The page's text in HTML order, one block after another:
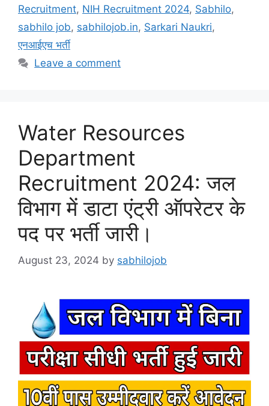
Recruitment, NIH Recruitment 2024, Sabhilo,
sabhilo job, sabhilojob.in, Sarkari Naukri,
एनआईएच भर्ती
Leave a comment
Water Resources
Department
Recruitment 2024: जल
विभाग में डाटा एंट्री ऑपरेटर के
पद पर भर्ती जारी।
August 23, 2024 by sabhilojob